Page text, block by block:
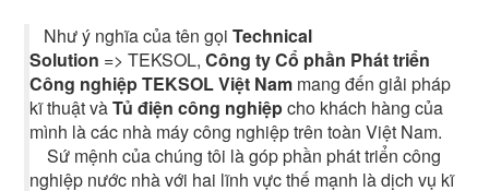
Như ý nghĩa của tên gọiTechnical
Solution => TEKSOL,Công ty Cổ phần Phát triển
Công nghiệp TEKSOL Việt Nam mang đến giải pháp
kĩ thuật vàTủ điện công nghiệpcho khách hàng của
mình là các nhà máy công nghiệp trên toàn Việt Nam.
Sứ mệnh của chúng tôi là góp phần phát triển công
nghiệp nước nhà với hai lĩnh vực thế mạnh là dịch vụ kĩ